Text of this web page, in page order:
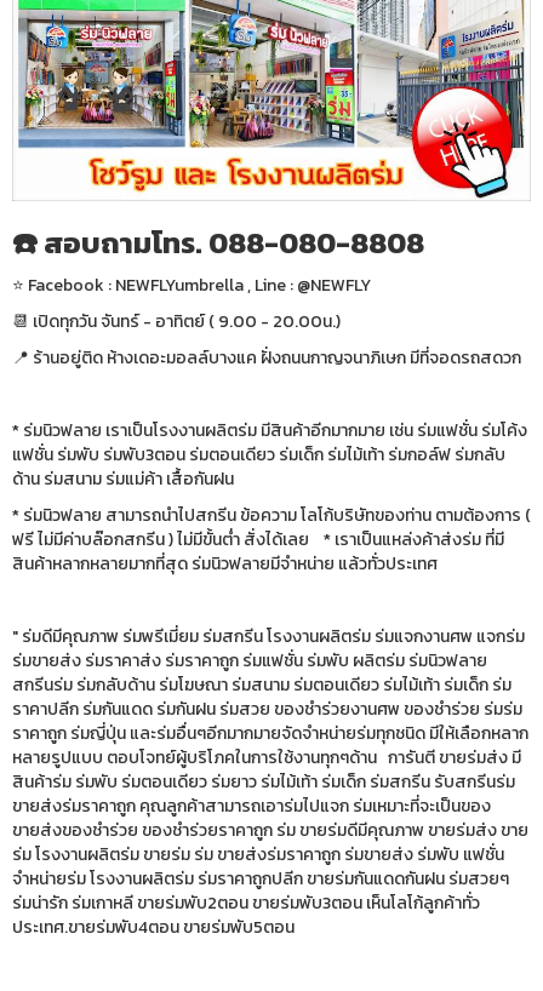
☎️ สอบถามโทร. 088-080-8808
⭐️ Facebook : NEWFLYumbrella , Line : @NEWFLY
📆 เปิดทุกวัน จันทร์ - อาทิตย์ ( 9.00 - 20.00น.)
📍 ร้านอยู่ติด ห้างเดอะมอลล์บางแค ฝั่งถนนกาญจนาภิเษก มีที่จอดรถสดวก
* ร่มนิวฟลาย เราเป็นโรงงานผลิตร่ม มีสินค้าอีกมากมาย เช่น ร่มแฟชั่น ร่มโค้ง
แฟชั่น ร่มพับ ร่มพับ3ตอน ร่มตอนเดียว ร่มเด็ก ร่มไม้เท้า ร่มกอล์ฟ ร่มกลับ
ด้าน ร่มสนาม ร่มแม่ค้า เสื้อกันฝน
* ร่มนิวฟลาย สามารถนำไปสกรีน ข้อความ โลโก้บริษัทของท่าน ตามต้องการ (
ฟรี ไม่มีค่าบล๊อกสกรีน ) ไม่มีขั้นต่ำ สั่งได้เลย * เราเป็นแหล่งค้าส่งร่ม ที่มี
สินค้าหลากหลายมากที่สุด ร่มนิวฟลายมีจำหน่าย แล้วทั่วประเทศ
" ร่มดีมีคุณภาพ ร่มพรีเมี่ยม ร่มสกรีน โรงงานผลิตร่ม ร่มแจกงานศพ แจกร่ม
ร่มขายส่ง ร่มราคาส่ง ร่มราคาถูก ร่มแฟชั่น ร่มพับ ผลิตร่ม ร่มนิวฟลาย
สกรีนร่ม ร่มกลับด้าน ร่มโฆษณา ร่มสนาม ร่มตอนเดียว ร่มไม้เท้า ร่มเด็ก ร่ม
ราคาปลีก ร่มกันแดด ร่มกันฝน ร่มสวย ของชำร่วยงานศพ ของชำร่วย ร่มร่ม
ราคาถูก ร่มญี่ปุ่น และร่มอื่นๆอีกมากมายจัดจำหน่ายร่มทุกชนิด มีให้เลือกหลาก
หลายรูปแบบ ตอบโจทย์ผู้บริโภคในการใช้งานทุกๆด้าน การันตี ขายร่มส่ง มี
สินค้าร่ม ร่มพับ ร่มตอนเดียว ร่มยาว ร่มไม้เท้า ร่มเด็ก ร่มสกรีน รับสกรีนร่ม
ขายส่งร่มราคาถูก คุณลูกค้าสามารถเอาร่มไปแจก ร่มเหมาะที่จะเป็นของ
ขายส่งของชำร่วย ของชำร่วยราคาถูก ร่ม ขายร่มดีมีคุณภาพ ขายร่มส่ง ขาย
ร่ม โรงงานผลิตร่ม ขายร่ม ร่ม ขายส่งร่มราคาถูก ร่มขายส่ง ร่มพับ แฟชั่น
จำหน่ายร่ม โรงงานผลิตร่ม ร่มราคาถูกปลีก ขายร่มกันแดดกันฝน ร่มสวยๆ
ร่มน่ารัก ร่มเกาหลี ขายร่มพับ2ตอน ขายร่มพับ3ตอน เห็นโลโก้ลูกค้าทั่ว
ประเทศ.ขายร่มพับ4ตอน ขายร่มพับ5ตอน